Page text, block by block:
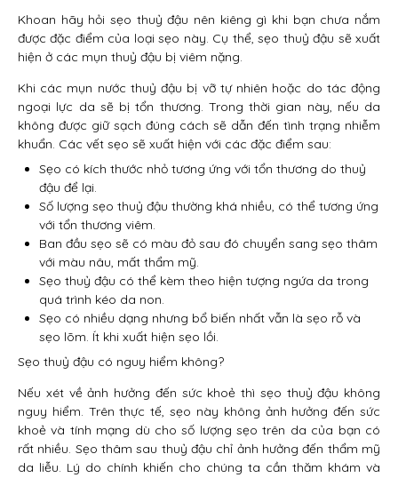
Khoan hãy hỏi sẹo thuỷ đậu nên kiêng gì khi bạn chưa nắm
được đặc điểm của loại sẹo này. Cụ thể, sẹo thuỷ đậu sẽ xuất
hiện ở các mụn thuỷ đậu bị viêm nặng.
Khi các mụn nước thuỷ đậu bị vỡ tự nhiên hoặc do tác động
ngoại lực da sẽ bị tổn thương. Trong thời gian này, nếu da
không được giữ sạch đúng cách sẽ dẫn đến tình trạng nhiễm
khuẩn. Các vết sẹo sẽ xuất hiện với các đặc điểm sau:
Sẹo có kích thước nhỏ tương ứng với tổn thương do thuỷ
đậu để lại.
Số lượng sẹo thuỷ đậu thường khá nhiều, có thể tương ứng
với tổn thương viêm.
Ban đầu sẹo sẽ có màu đỏ sau đó chuyển sang sẹo thâm
với màu nâu, mất thẩm mỹ.
Sẹo thuỷ đậu có thể kèm theo hiện tượng ngứa da trong
quá trình kéo da non.
Sẹo có nhiều dạng nhưng bổ biến nhất vẫn là sẹo rỗ và
sẹo lõm. Ít khi xuất hiện sẹo lồi.
Sẹo thuỷ đậu có nguy hiểm không?
Nếu xét về ảnh hưởng đến sức khoẻ thì sẹo thuỷ đậu không
nguy hiểm. Trên thực tế, sẹo này không ảnh hưởng đến sức
khoẻ và tính mạng dù cho số lượng sẹo trên da của bạn có
rất nhiều. Sẹo thâm sau thuỷ đậu chỉ ảnh hưởng đến thẩm mỹ
da liễu. Lý do chính khiến cho chúng ta cần thăm khám và